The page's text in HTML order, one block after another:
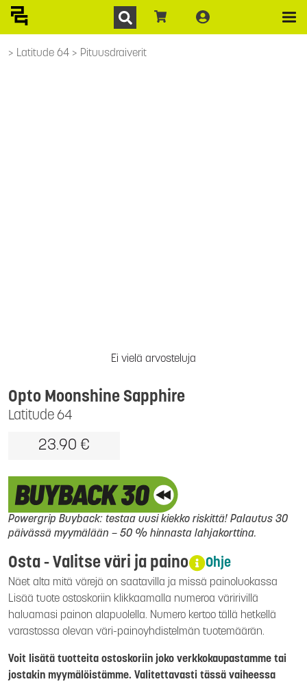
Latitude 64 Pituusdraiverit
Ei vielä arvosteluja
Latitude 64
Opto Moonshine Sapphire
23.90 €
Powergrip Buyback: testaa uusi kiekko riskittä! Palautus 30
päivässä myymälään – 50 % hinnasta lahjakorttina.
Osta - Valitse väri ja paino Ohje
Näet alta mitä värejä on saatavilla ja missä painoluokassa
Lisää tuote ostoskoriin klikkaamalla numeroa väririvillä
haluamasi painon alapuolella. Numero kertoo tällä hetkellä
varastossa olevan väri-painoyhdistelmän tuotemäärän.
Voit lisätä tuotteita ostoskoriin joko verkkokaupastamme tai
jostakin myymälöistämme. Valitettavasti tässä vaiheessa